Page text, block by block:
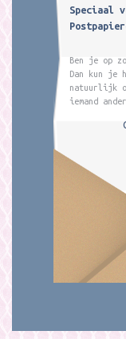
Speciaal
Ben je op
Dan kun je
natuurlijk
iemand